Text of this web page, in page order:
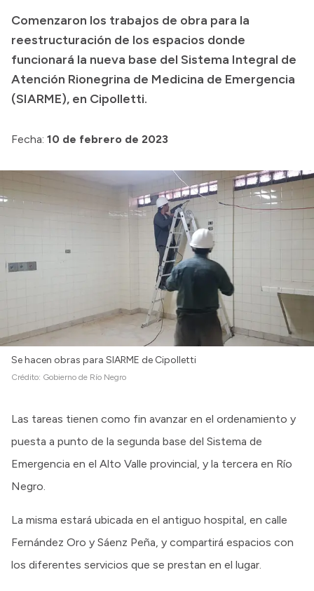
Normativa
Accesos directos
SECUNDARIO
CAPACITACIONES
Comenzaron los trabajos de obra para la
reestructuración de los espacios donde
funcionará la nueva base del Sistema Integral de
Atención Rionegrina de Medicina de Emergencia
(SIARME), en Cipolletti.
Fecha: 10 de febrero de 2023
Se hacen obras para SIARME de Cipolletti
Crédito: Gobierno de Río Negro
Las tareas tienen como fin avanzar en el ordenamiento y
puesta a punto de la segunda base del Sistema de
Emergencia en el Alto Valle provincial, y la tercera en Río
Negro.
La misma estará ubicada en el antiguo hospital, en calle
Fernández Oro y Sáenz Peña, y compartirá espacios con
los diferentes servicios que se prestan en el lugar.